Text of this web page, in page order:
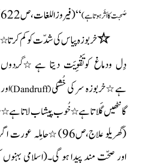
صُحبت کا اَثَر ہوتا ہے)‘‘(فیروزاللغات، ص622)
٭خربوزہ پیاس کی شدّت کوکم کرتا٭
دِل ودماغ کوتَقْوِیَت دیتا ہے٭
ہے٭خربوزہ سر کی خُشکی(
Dandruff
)
گانٹھیں گَلاتا ہے٭خُوب پیشاب لاتا ہے٭
(گھریلو علاج،ص96) ٭حامِلہ عورت
اورصحّت مند پیدا ہو گی۔(اسلامی بہنوں